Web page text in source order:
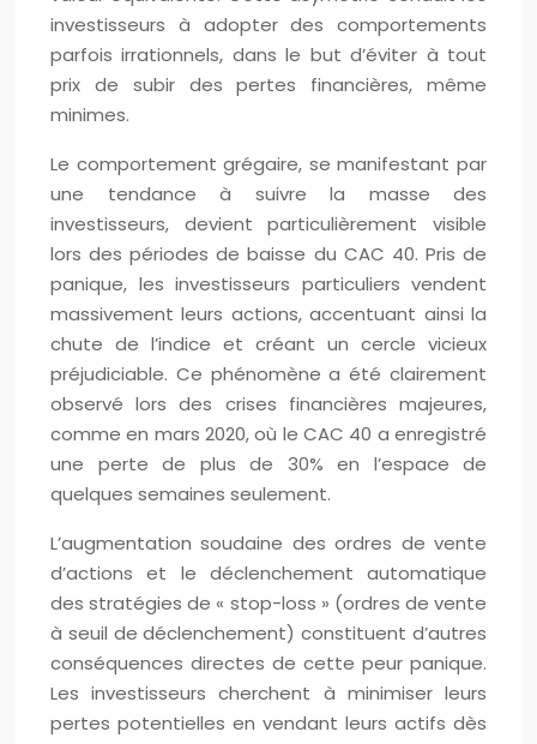
investisseurs à adopter des comportements
parfois irrationnels, dans le but d’éviter à tout
prix de subir des pertes financières, même
minimes.
Le comportement grégaire, se manifestant par
une tendance à suivre la masse des
investisseurs, devient particulièrement visible
lors des périodes de baisse du CAC 40. Pris de
panique, les investisseurs particuliers vendent
massivement leurs actions, accentuant ainsi la
chute de l’indice et créant un cercle vicieux
préjudiciable. Ce phénomène a été clairement
observé lors des crises financières majeures,
comme en mars 2020, où le CAC 40 a enregistré
une perte de plus de 30% en l’espace de
quelques semaines seulement.
L’augmentation soudaine des ordres de vente
d’actions et le déclenchement automatique
des stratégies de « stop-loss » (ordres de vente
à seuil de déclenchement) constituent d’autres
conséquences directes de cette peur panique.
Les investisseurs cherchent à minimiser leurs
pertes potentielles en vendant leurs actifs dès